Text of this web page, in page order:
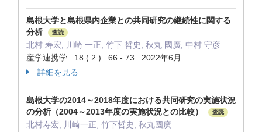
島根大学と島根県内企業との共同研究の継続性に関する
分析
査読
北村 寿宏, 川崎 一正, 竹下 哲史, 秋丸 國廣, 中村 守彦
産学連携学 18 ( 2 ) 66 - 73 2022年6月
詳細を見る
島根大学の2014～2018年度における共同研究の実施状況
の分析（2004～2013年度の実施状況との比較）
査読
北村寿宏, 川崎一正, 竹下哲史, 秋丸國廣